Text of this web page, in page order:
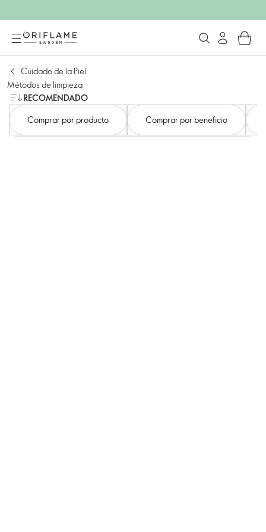
Cuidado de la Piel
Métodos de limpieza
RECOMENDADO
Comprar por producto
Comprar por beneficio